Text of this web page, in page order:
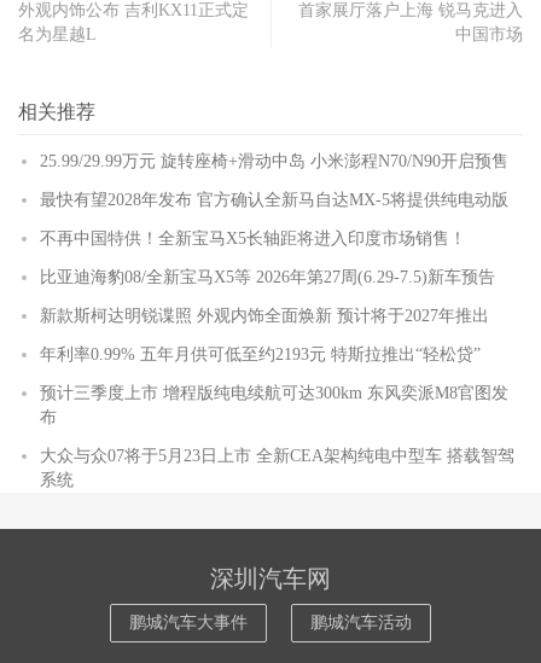
外观内饰公布 吉利KX11正式定
名为星越L
首家展厅落户上海 锐马克进入
中国市场
相关推荐
25.99/29.99万元 旋转座椅+滑动中岛 小米澎程N70/N90开启预售
最快有望2028年发布 官方确认全新马自达MX-5将提供纯电动版
不再中国特供！全新宝马X5长轴距将进入印度市场销售！
比亚迪海豹08/全新宝马X5等 2026年第27周(6.29-7.5)新车预告
新款斯柯达明锐谍照 外观内饰全面焕新 预计将于2027年推出
年利率0.99% 五年月供可低至约2193元 特斯拉推出“轻松贷”
预计三季度上市 增程版纯电续航可达300km 东风奕派M8官图发
布
大众与众07将于5月23日上市 全新CEA架构纯电中型车 搭载智驾
系统
深圳汽车网
鹏城汽车大事件 鹏城汽车活动